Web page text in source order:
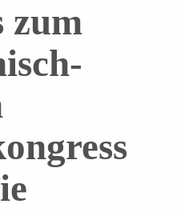
zum